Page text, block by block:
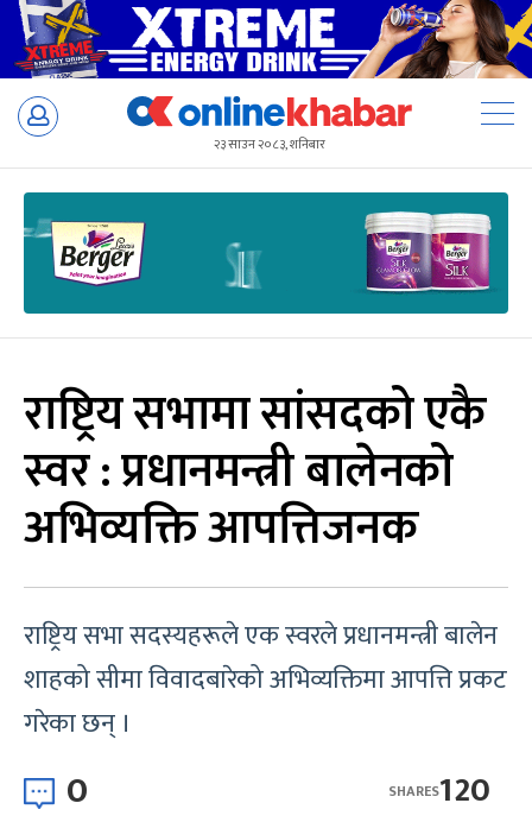
Skip
२३ साउन २०८३, शनिबार
राष्ट्रिय सभामा सांसदको एकै
स्वर : प्रधानमन्त्री बालेनको
अभिव्यक्ति आपत्तिजनक
राष्ट्रिय सभा सदस्यहरूले एक स्वरले प्रधानमन्त्री बालेन
शाहको सीमा विवादबारेको अभिव्यक्तिमा आपत्ति प्रकट
गरेका छन् ।
0 120
SHARES